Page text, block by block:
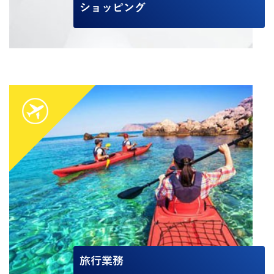
ショッピング
旅行業務